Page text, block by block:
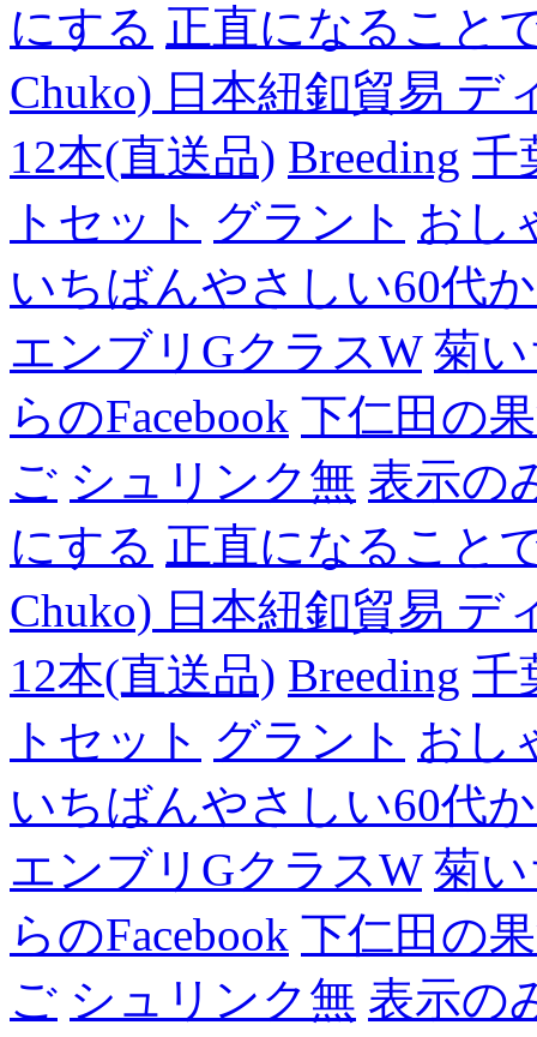
にする 正直になること
Chuko) 日本紐釦貿易 デ
12本(直送品) Breeding 千
トセット グラント おし
いちばんやさしい60代
エンブリGクラスW 菊
らのFacebook 下仁田の
ご シュリンク無 表示の
にする 正直になること
Chuko) 日本紐釦貿易 デ
12本(直送品) Breeding 千
トセット グラント おし
いちばんやさしい60代
エンブリGクラスW 菊
らのFacebook 下仁田の
ご シュリンク無 表示の